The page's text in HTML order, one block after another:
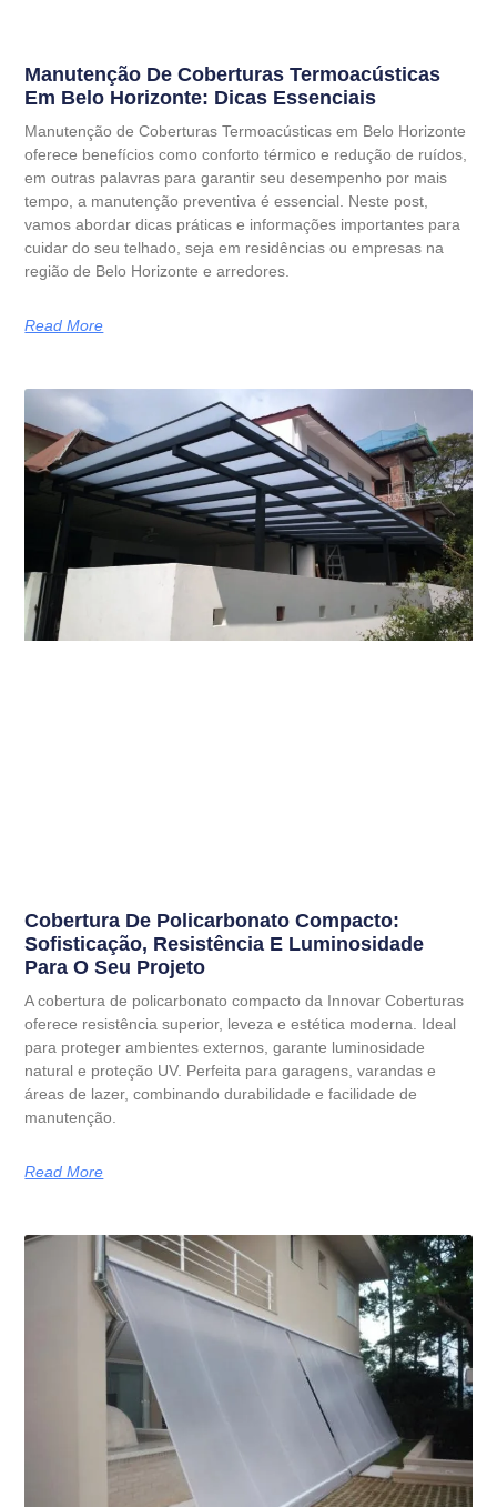
Manutenção De Coberturas Termoacústicas
Em Belo Horizonte: Dicas Essenciais
Manutenção de Coberturas Termoacústicas em Belo Horizonte
oferece benefícios como conforto térmico e redução de ruídos,
em outras palavras para garantir seu desempenho por mais
tempo, a manutenção preventiva é essencial. Neste post,
vamos abordar dicas práticas e informações importantes para
cuidar do seu telhado, seja em residências ou empresas na
região de Belo Horizonte e arredores.
Read More
Cobertura De Policarbonato Compacto:
Sofisticação, Resistência E Luminosidade
Para O Seu Projeto
A cobertura de policarbonato compacto da Innovar Coberturas
oferece resistência superior, leveza e estética moderna. Ideal
para proteger ambientes externos, garante luminosidade
natural e proteção UV. Perfeita para garagens, varandas e
áreas de lazer, combinando durabilidade e facilidade de
manutenção.
Read More